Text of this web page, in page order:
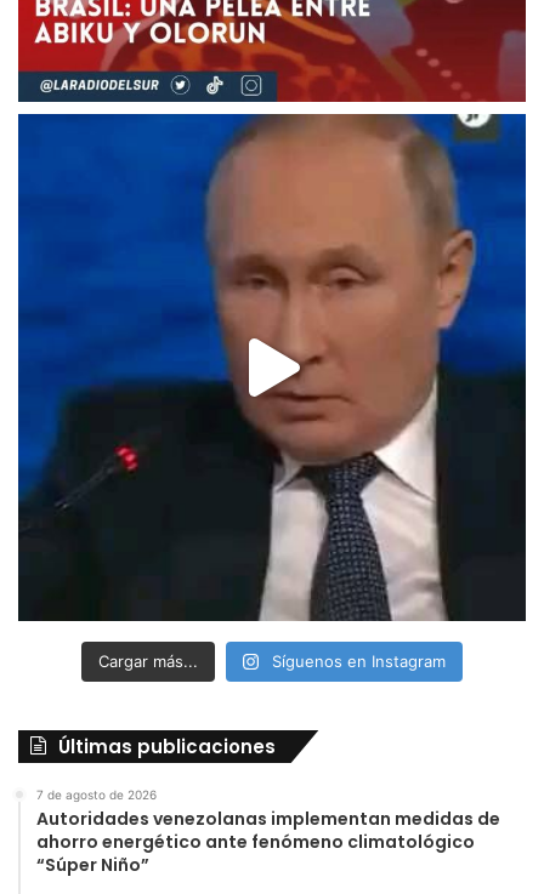
Cargar más... Síguenos en Instagram
Últimas publicaciones
7 de agosto de 2026
Autoridades venezolanas implementan medidas de
ahorro energético ante fenómeno climatológico
“Súper Niño”